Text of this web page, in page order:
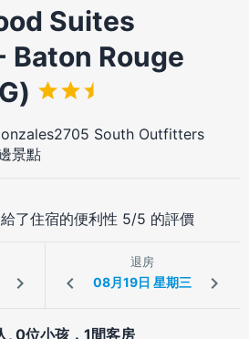
Suites
Baton Rouge
South Outfitters
景點
了住宿的便利性 5/5 的評價
退房
, 0位小孩，1間客房